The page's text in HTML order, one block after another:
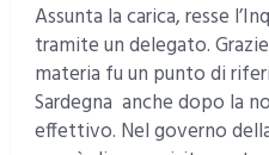
Assunta la carica, resse
tramite un delegato.
materia fu un punto di
Sardegna anche dopo la
effettivo. Nel governo